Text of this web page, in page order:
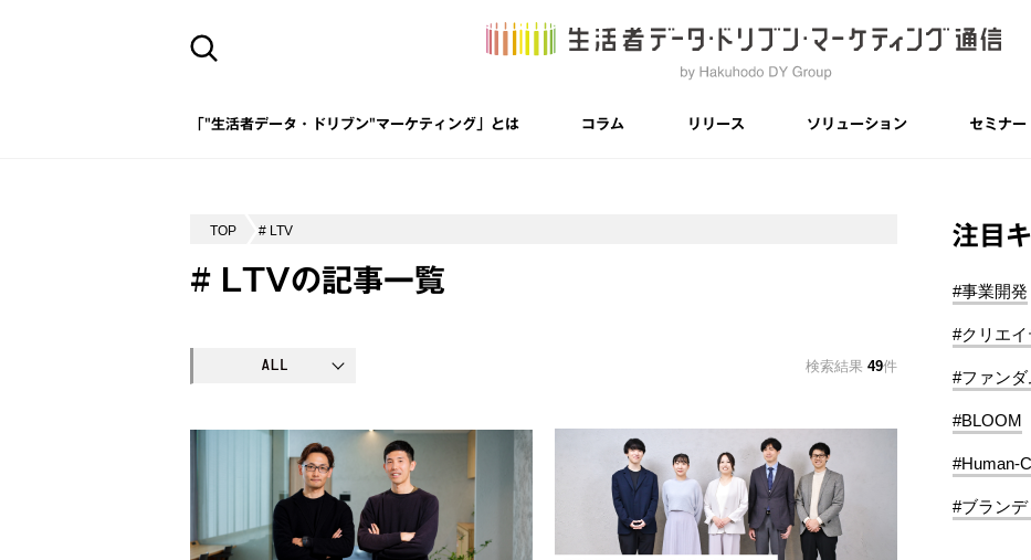
「"生活者データ・ドリブン"マーケティング」とは コラム リリース ソリューション セミナー
TOP # LTV
# LTVの記事一覧
検索結果 49件
注目
#事業開発
#クリエイ
#ファンダ
#BLOOM
#Human-
#ブラン